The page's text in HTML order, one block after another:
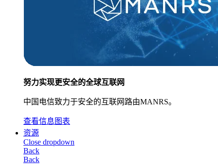
努力实现更安全的全球互联网
中国电信致力于安全的互联网路由MANRS。
查看信息图表
资源
Close dropdown
Back
Back